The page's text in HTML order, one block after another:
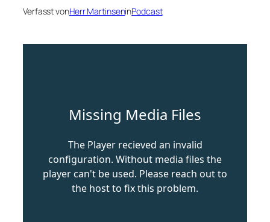
Verfasst vonHerr MartinseninPodcast